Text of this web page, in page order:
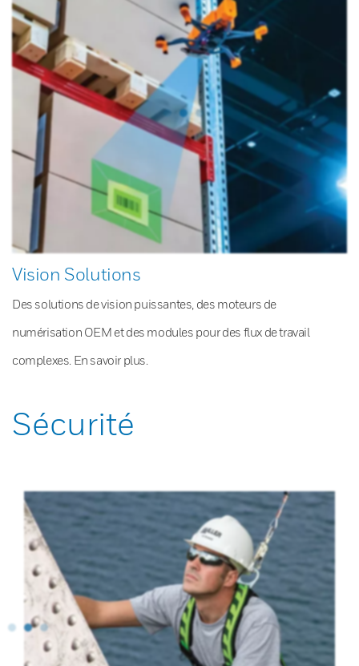
Vision Solutions
Des solutions de vision puissantes, des moteurs de
numérisation OEM et des modules pour des flux de travail
complexes. En savoir plus.
Sécurité